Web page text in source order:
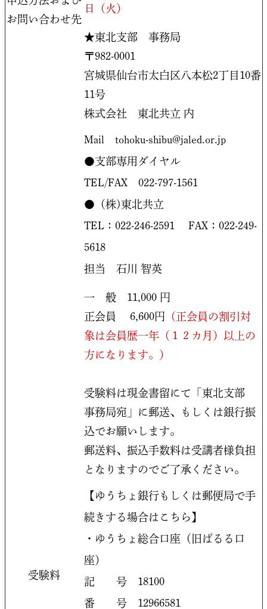
お問い合わせ先
日 （火）
★東北支部 事務局
〒982-0001
宮城県仙台市太白区八本松2丁目10番
11号
株式会社 東北共立 内
Mail tohoku-shibu@jaled.or.jp
●支部専用ダイヤル
TEL/FAX 022-797-1561
●（株)東北共立
TEL：022-246-2591 FAX：022-249-
5618
担当 石川 智英
受験料
一 般 11,000 円
正会員 6,600円 （正会員の割引対
象は会員歴一年（１２カ月）以上の
方になります。）
受験料は現金書留にて「東北支部
事務局宛」に郵送、もしくは銀行振
込でお願いします。
郵送料、振込手数料は受講者様負担
となりますのでご了承ください。
【ゆうちょ銀行もしくは郵便局で手
続きする場合はこちら】
・ゆうちょ総合口座（旧ぱるる口
座）
記 号 18100
番 号 12966581